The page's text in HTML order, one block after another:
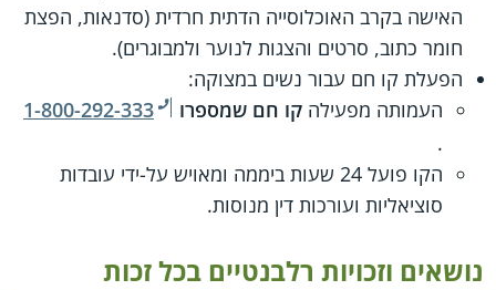
האישה בקרב האוכלוסייה הדתית חרדית (סדנאות, הפצת
חומר כתוב, סרטים והצגות לנוער ולמבוגרים).
הפעלת קו חם עבור נשים במצוקה:
העמותה מפעילה קו חם שמספרו
1-800-292-333
.
הקו פועל 24 שעות ביממה ומאויש על-ידי עובדות
סוציאליות ועורכות דין מנוסות.
נושאים וזכויות רלבנטיים בכל זכות